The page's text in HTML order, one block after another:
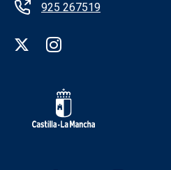
925 267519
Redes sociales